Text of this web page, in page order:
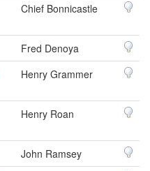
Chief Bonnicastle
Fred Denoya
Henry Grammer
Henry Roan
John Ramsey